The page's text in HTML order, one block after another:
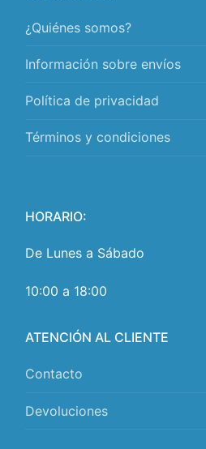
¿Quiénes somos?
Información sobre envíos
Política de privacidad
Términos y condiciones
HORARIO:
De Lunes a Sábado
10:00 a 18:00
ATENCIÓN AL CLIENTE
Contacto
Devoluciones